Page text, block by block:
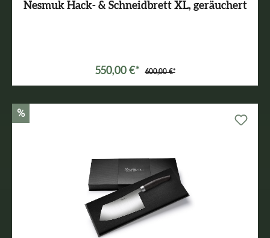
Nesmuk Hack- & Schneidbrett XL, geräuchert
550,00 €* 600,00 €*
%